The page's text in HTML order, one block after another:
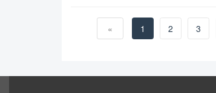
« 1 2 3